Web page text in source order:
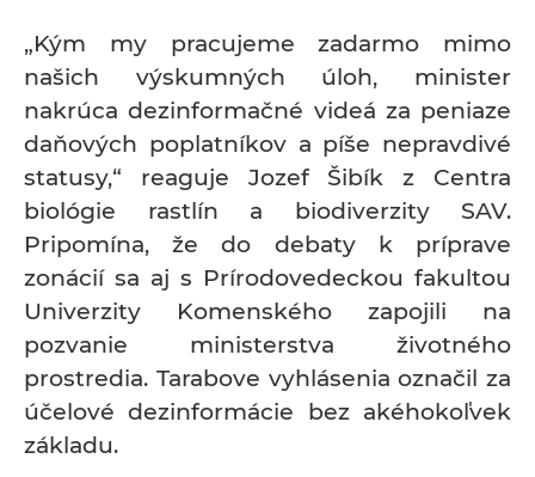
„Kým my pracujeme zadarmo mimo
našich výskumných úloh, minister
nakrúca dezinformačné videá za peniaze
daňových poplatníkov a píše nepravdivé
statusy,“ reaguje Jozef Šibík z Centra
biológie rastlín a biodiverzity SAV.
Pripomína, že do debaty k príprave
zonácií sa aj s Prírodovedeckou fakultou
Univerzity Komenského zapojili na
pozvanie ministerstva životného
prostredia. Tarabove vyhlásenia označil za
účelové dezinformácie bez akéhokoľvek
základu.